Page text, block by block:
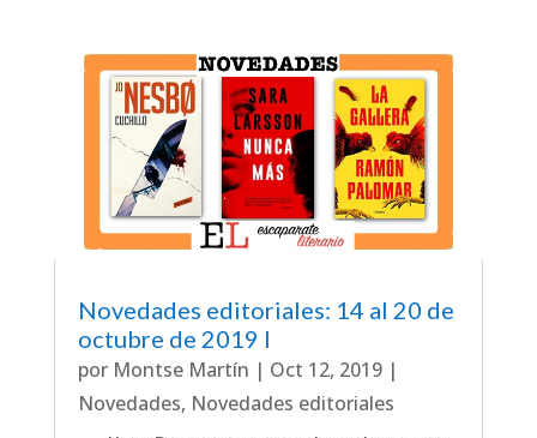
Novedades editoriales: 14 al 20 de
octubre de 2019 I
por Montse Martín | Oct 12, 2019|
Novedades, Novedades editoriales